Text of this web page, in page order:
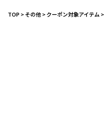
TOP>その他>クーポン対象アイテム >